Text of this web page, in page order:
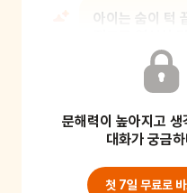
아이는 숨이 턱
무엇을 했니?
문해력이 높아지고 생
대화가 궁금
첫 7일 무료로 바